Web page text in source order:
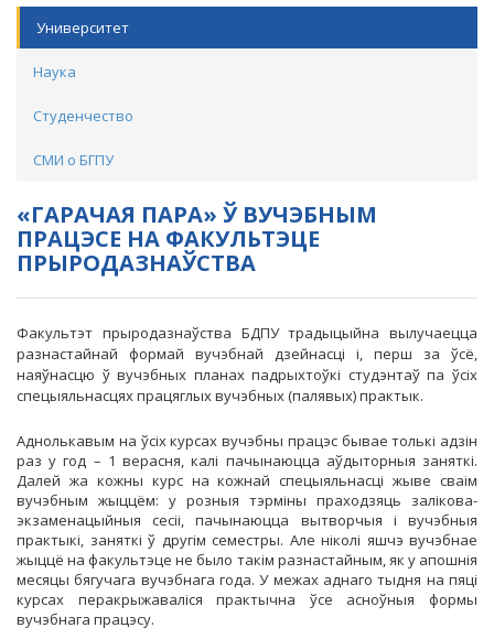
Университет
Наука
Студенчество
СМИ о БГПУ
«ГАРАЧАЯ ПАРА» Ў ВУЧЭБНЫМ
ПРАЦЭСЕ НА ФАКУЛЬТЭЦЕ
ПРЫРОДАЗНАЎСТВА
Факультэт прыродазнаўства БДПУ традыцыйна вылучаецца
разнастайнай формай вучэбнай дзейнасці і, перш за ўсё,
наяўнасцю ў вучэбных планах падрыхтоўкі студэнтаў па ўсіх
спецыяльнасцях працяглых вучэбных (палявых) практык.
Аднолькавым на ўсіх курсах вучэбны працэс бывае толькі адзін
раз у год – 1 верасня, калі пачынаюцца аўдыторныя заняткі.
Далей жа кожны курс на кожнай спецыяльнасці жыве сваім
вучэбным жыццём: у розныя тэрміны праходзяць залікова-
экзаменацыйныя сесіі, пачынаюцца вытворчыя і вучэбныя
практыкі, заняткі ў другім семестры. Але ніколі яшчэ вучэбнае
жыццё на факультэце не было такім разнастайным, як у апошнія
месяцы бягучага вучэбнага года. У межах аднаго тыдня на пяці
курсах перакрыжаваліся практычна ўсе асноўныя формы
вучэбнага працэсу.